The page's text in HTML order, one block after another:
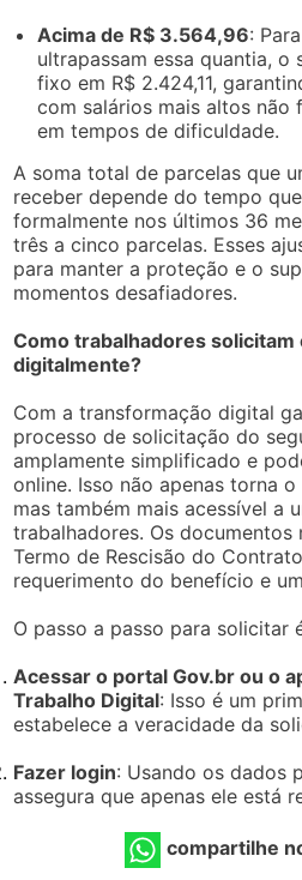
Acima de R$ 3.564,96:
ultrapassam essa quantia, o
fixo em R$ 2.424,11,
com salários mais altos não
em tempos de dificuldade.
A soma total de parcelas que
receber depende do tempo
formalmente nos últimos 36
três a cinco parcelas. Esses
para manter a proteção e o
momentos desafiadores.
Como trabalhadores
digitalmente?
Com a transformação digital
processo de solicitação do
amplamente simplificado e
online. Isso não apenas torna
mas também mais acessível a
trabalhadores. Os documentos
Termo de Rescisão do
requerimento do benefício e
O passo a passo para solicitar
Acessar o portal Gov.br ou o
Trabalho Digital: Isso é um
estabelece a veracidade da
Fazer login: Usando os dados
assegura que apenas ele está
compartilhe